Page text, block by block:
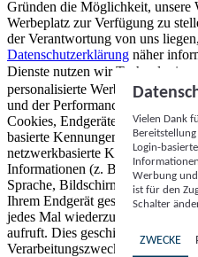
Gründen die Möglichkeit, unsere
Werbeplatz zur Verfügung zu
der Verantwortung von uns
Datenschutzerklärung näher
Dienste nutzen wir Technologien
personalisierte Werbung und
und der Performance von
Cookies, Endgeräte- oder
basierte Kennungen, zufällig
netzwerkbasierte Kennungen)
Informationen (z. B. Browsertyp
Sprache, Bildschirmgröße,
Ihrem Endgerät gespeichert oder
jedes Mal wiederzuerkennen,
aufruft. Dies geschieht für einen
Verarbeitungszwecke.
Vielen Dank
Login-
Werbung
ist für den
Schalter
ZWECKE